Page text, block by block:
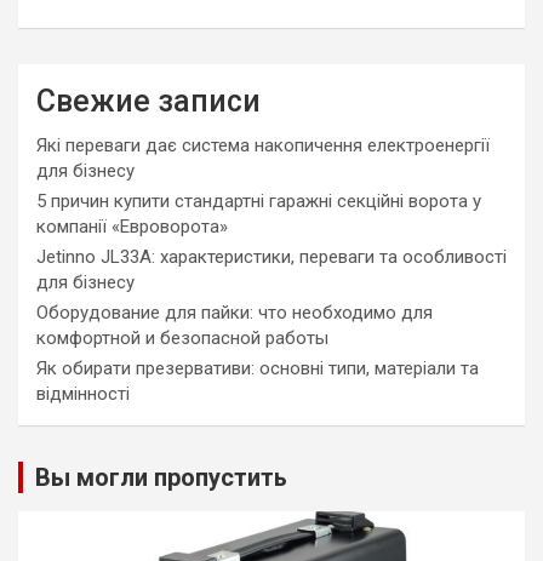
Свежие записи
Які переваги дає система накопичення електроенергії
для бізнесу
5 причин купити стандартні гаражні секційні ворота у
компанії «Евроворота»
Jetinno JL33A: характеристики, переваги та особливості
для бізнесу
Оборудование для пайки: что необходимо для
комфортной и безопасной работы
Як обирати презервативи: основні типи, матеріали та
відмінності
Вы могли пропустить